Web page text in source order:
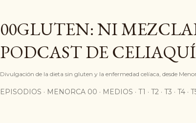
00GLUTEN: NI
PODCAST DE
Divulgación de la dieta sin gluten y la enfermedad celíaca, desde
EPISODIOS MENORCA 00 MEDIOS T1 T2 T3 T4